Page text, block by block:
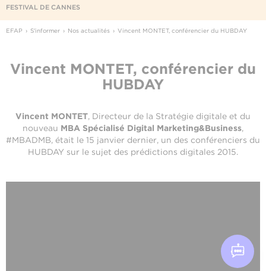
FESTIVAL DE CANNES
EFAP S'informer Nos actualités Vincent MONTET, conférencier du HUBDAY
Vincent MONTET, conférencier du
HUBDAY
Vincent MONTET, Directeur de la Stratégie digitale et du
nouveau MBA Spécialisé Digital Marketing&Business,
#MBADMB, était le 15 janvier dernier, un des conférenciers du
HUBDAY sur le sujet des prédictions digitales 2015.